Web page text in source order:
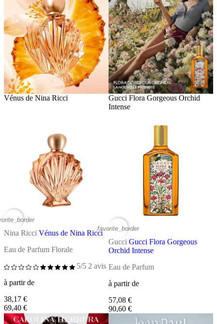
Vénus de Nina Ricci
Nina Ricci Vénus de Nina Ricci
Eau de Parfum Florale
5/5 2 avis
à partir de
38,17 €
69,40 €
Gucci Flora Gorgeous Orchid
Intense
favorite_border
Gucci Gucci Flora Gorgeous
Orchid Intense
Eau de Parfum
à partir de
57,08 €
90,60 €